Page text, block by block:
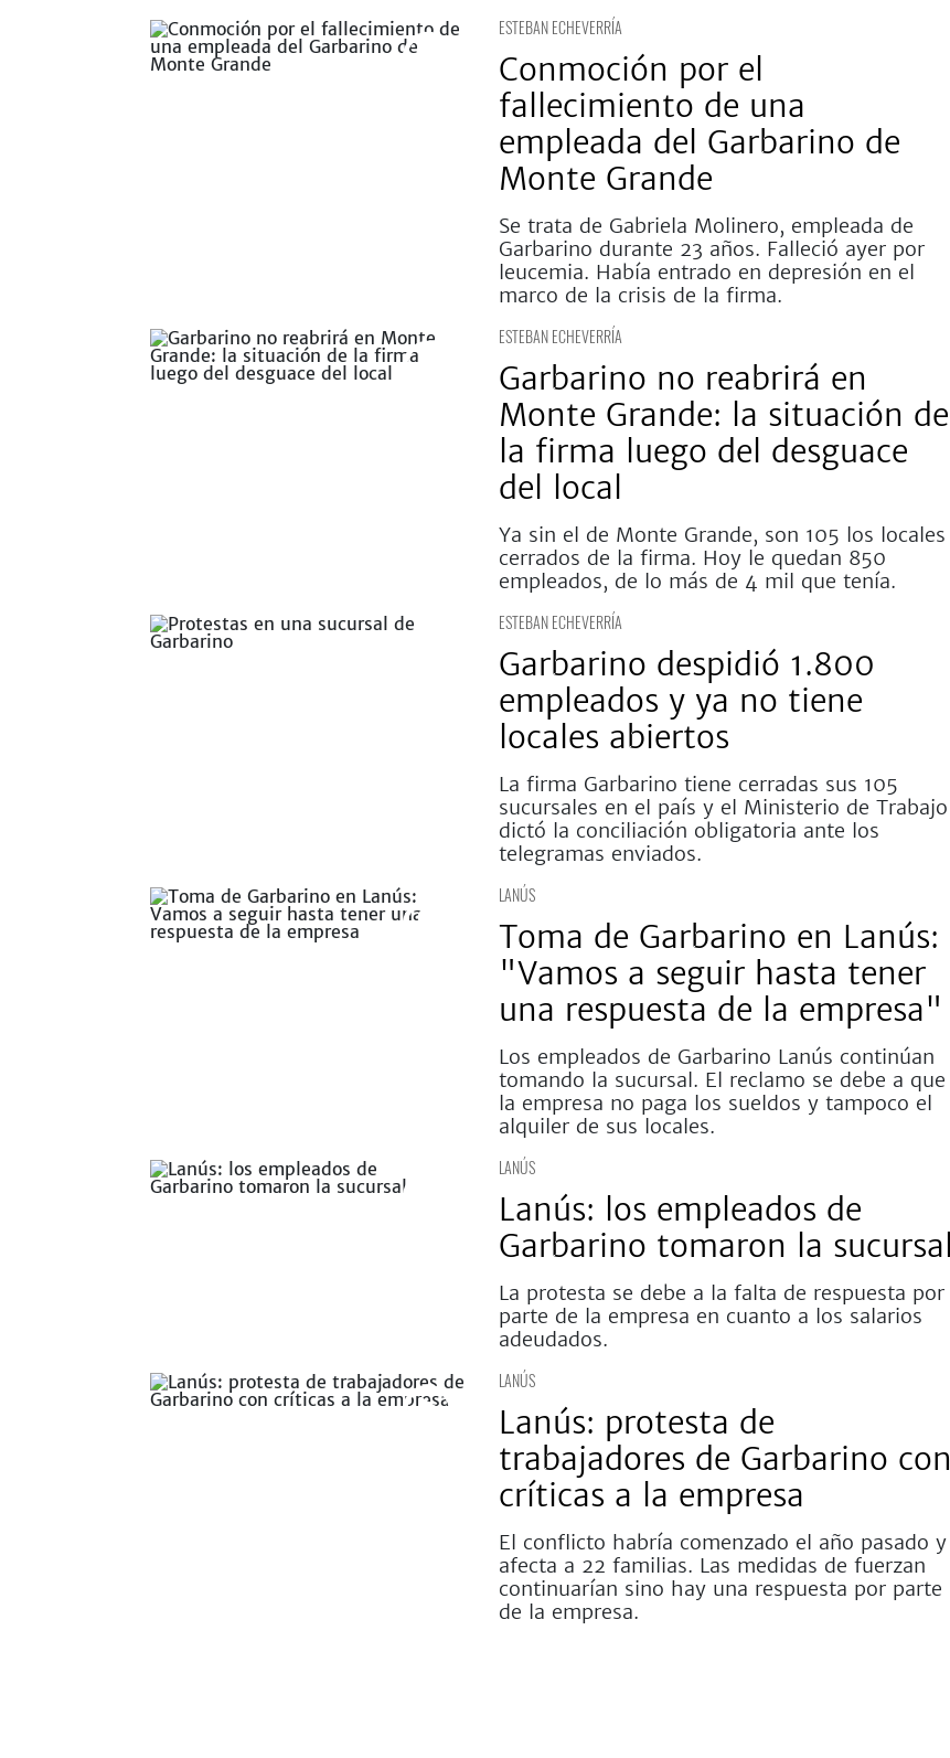
ESTEBAN ECHEVERRÍA
Conmoción por el
fallecimiento de una
empleada del Garbarino de
Monte Grande
Se trata de Gabriela Molinero, empleada de
Garbarino durante 23 años. Falleció ayer por
leucemia. Había entrado en depresión en el
marco de la crisis de la firma.
ESTEBAN ECHEVERRÍA
Garbarino no reabrirá en
Monte Grande: la situación de
la firma luego del desguace
del local
Ya sin el de Monte Grande, son 105 los locales
cerrados de la firma. Hoy le quedan 850
empleados, de lo más de 4 mil que tenía.
ESTEBAN ECHEVERRÍA
Garbarino despidió 1.800
empleados y ya no tiene
locales abiertos
La firma Garbarino tiene cerradas sus 105
sucursales en el país y el Ministerio de Trabajo
dictó la conciliación obligatoria ante los
telegramas enviados.
LANÚS
Toma de Garbarino en Lanús:
"Vamos a seguir hasta tener
una respuesta de la empresa"
Los empleados de Garbarino Lanús continúan
tomando la sucursal. El reclamo se debe a que
la empresa no paga los sueldos y tampoco el
alquiler de sus locales.
LANÚS
Lanús: los empleados de
Garbarino tomaron la sucursal
La protesta se debe a la falta de respuesta por
parte de la empresa en cuanto a los salarios
adeudados.
LANÚS
Lanús: protesta de
trabajadores de Garbarino con
críticas a la empresa
El conflicto habría comenzado el año pasado y
afecta a 22 familias. Las medidas de fuerzan
continuarían sino hay una respuesta por parte
de la empresa.